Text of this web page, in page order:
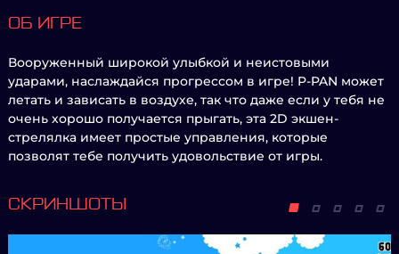
ОБ ИГРЕ
Вооруженный широкой улыбкой и неистовыми
ударами, наслаждайся прогрессом в игре! P-PAN может
летать и зависать в воздухе, так что даже если у тебя не
очень хорошо получается прыгать, эта 2D экшен-
стрелялка имеет простые управления, которые
позволят тебе получить удовольствие от игры.
СКРИНШОТЫ